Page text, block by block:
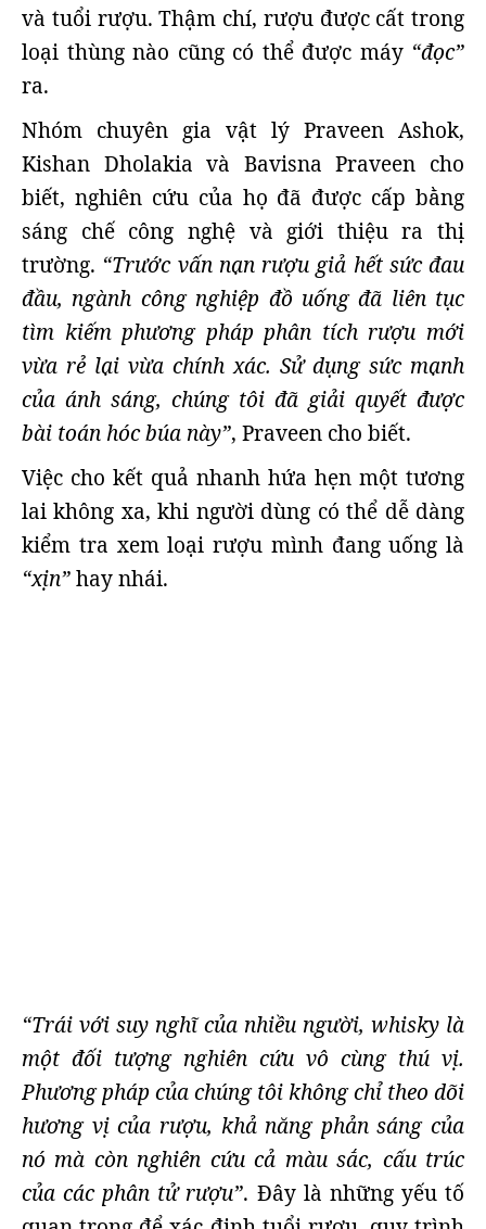
và tuổi rượu. Thậm chí, rượu được cất trong
loại thùng nào cũng có thể được máy“đọc”
ra.
Nhóm chuyên gia vật lý Praveen Ashok,
Kishan Dholakia và Bavisna Praveen cho
biết, nghiên cứu của họ đã được cấp bằng
sáng chế công nghệ và giới thiệu ra thị
trường. “Trước vấn nạn rượu giả hết sức đau
đầu, ngành công nghiệp đồ uống đã liên tục
tìm kiếm phương pháp phân tích rượu mới
vừa rẻ lại vừa chính xác. Sử dụng sức mạnh
của ánh sáng, chúng tôi đã giải quyết được
bài toán hóc búa này”, Praveen cho biết.
Việc cho kết quả nhanh hứa hẹn một tương
lai không xa, khi người dùng có thể dễ dàng
kiểm tra xem loại rượu mình đang uống là
“xịn”hay nhái.
“Trái với suy nghĩ của nhiều người, whisky là
một đối tượng nghiên cứu vô cùng thú vị.
Phương pháp của chúng tôi không chỉ theo dõi
hương vị của rượu, khả năng phản sáng của
nó mà còn nghiên cứu cả màu sắc, cấu trúc
của các phân tử rượu”. Đây là những yếu tố